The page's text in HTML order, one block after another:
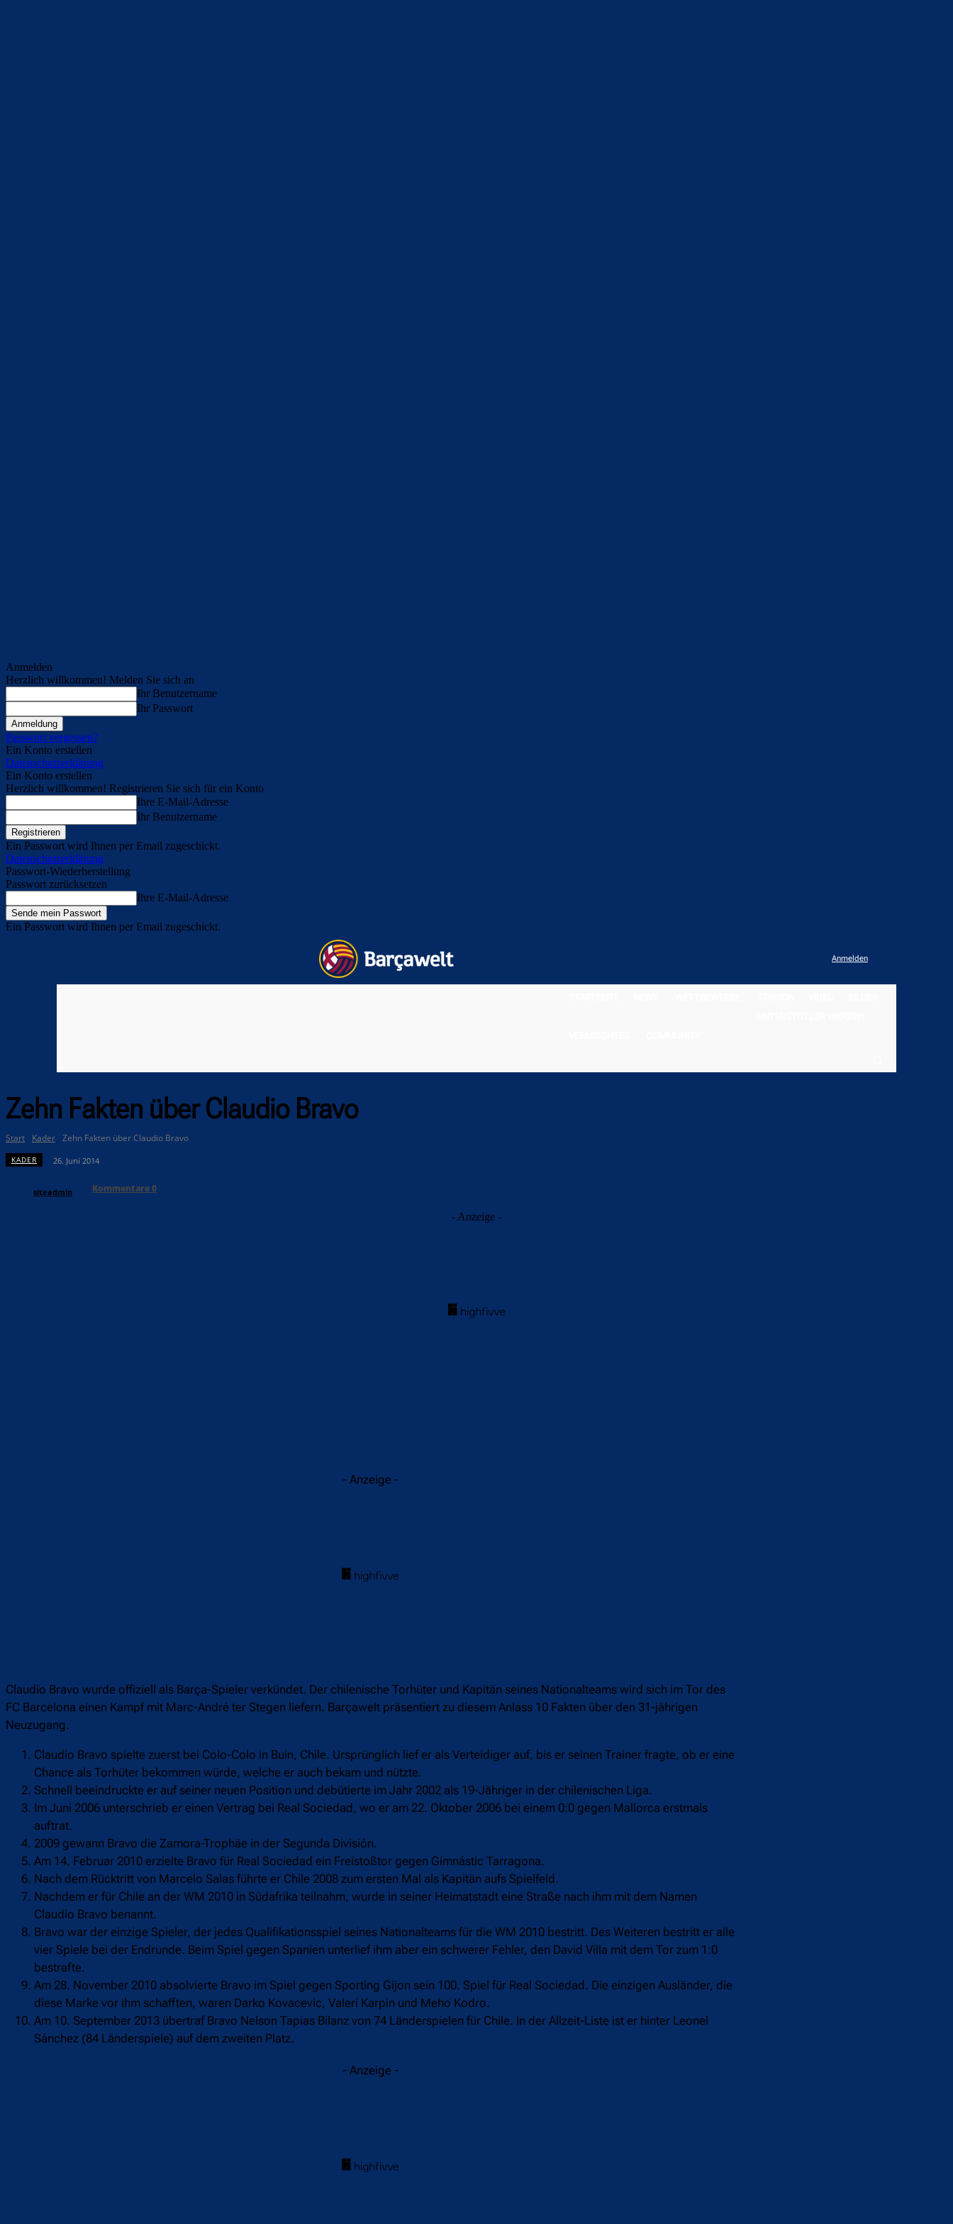
Anmelden
Herzlich willkommen! Melden Sie sich an
Ihr Benutzername
Ihr Passwort
Passwort vergessen?
Ein Konto erstellen
Datenschutzerklärung
Ein Konto erstellen
Herzlich willkommen! Registrieren Sie sich für ein Konto
Ihre E-Mail-Adresse
Ihr Benutzername
Ein Passwort wird Ihnen per Email zugeschickt.
Datenschutzerklärung
Passwort-Wiederherstellung
Passwort zurücksetzen
Ihre E-Mail-Adresse
Ein Passwort wird Ihnen per Email zugeschickt.
Anmelden
Zehn Fakten über Claudio Bravo
Start Kader Zehn Fakten über Claudio Bravo
KADER 26. Juni 2014
siteadmin Kommentare0
- Anzeige -
- Anzeige -
Claudio Bravo wurde offiziell als Barça-Spieler verkündet. Der chilenische Torhüter und Kapitän seines Nationalteams wird sich im Tor des
FC Barcelona einen Kampf mit Marc-André ter Stegen liefern. Barçawelt präsentiert zu diesem Anlass 10 Fakten über den 31-jährigen
Neuzugang.
Claudio Bravo spielte zuerst bei Colo-Colo in Buin, Chile. Ursprünglich lief er als Verteidiger auf, bis er seinen Trainer fragte, ob er eine
Chance als Torhüter bekommen würde, welche er auch bekam und nützte.
Schnell beeindruckte er auf seiner neuen Position und debütierte im Jahr 2002 als 19-Jähriger in der chilenischen Liga.
Im Juni 2006 unterschrieb er einen Vertrag bei Real Sociedad, wo er am 22. Oktober 2006 bei einem 0:0 gegen Mallorca erstmals
auftrat.
2009 gewann Bravo die Zamora-Trophäe in der Segunda División.
Am 14. Februar 2010 erzielte Bravo für Real Sociedad ein Freistoßtor gegen Gimnástic Tarragona.
Nach dem Rücktritt von Marcelo Salas führte er Chile 2008 zum ersten Mal als Kapitän aufs Spielfeld.
Nachdem er für Chile an der WM 2010 in Südafrika teilnahm, wurde in seiner Heimatstadt eine Straße nach ihm mit dem Namen
Claudio Bravo benannt.
Bravo war der einzige Spieler, der jedes Qualifikationsspiel seines Nationalteams für die WM 2010 bestritt. Des Weiteren bestritt er alle
vier Spiele bei der Endrunde. Beim Spiel gegen Spanien unterlief ihm aber ein schwerer Fehler, den David Villa mit dem Tor zum 1:0
bestrafte.
Am 28. November 2010 absolvierte Bravo im Spiel gegen Sporting Gijon sein 100. Spiel für Real Sociedad. Die einzigen Ausländer, die
diese Marke vor ihm schafften, waren Darko Kovacevic, Valeri Karpin und Meho Kodro.
Am 10. September 2013 übertraf Bravo Nelson Tapias Bilanz von 74 Länderspielen für Chile. In der Allzeit-Liste ist er hinter Leonel
Sánchez (84 Länderspiele) auf dem zweiten Platz.
- Anzeige -